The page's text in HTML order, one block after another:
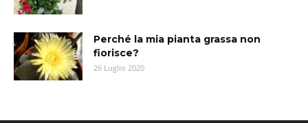
Perché la mia pianta grassa non
fiorisce?
26 Luglio 2020